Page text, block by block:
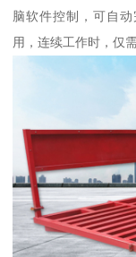
脑软件控制，可自
用，连续工作时，仅